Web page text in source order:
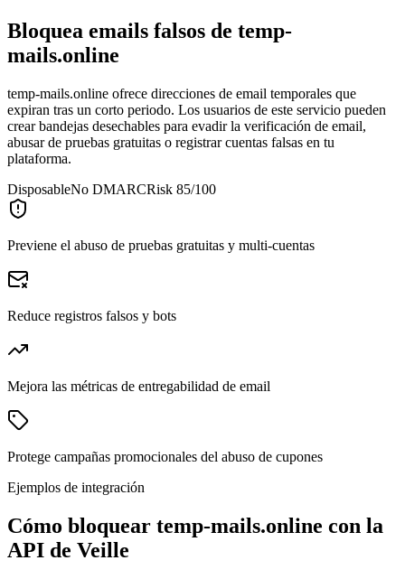
Bloquea emails falsos de temp-
mails.online
temp-mails.online ofrece direcciones de email temporales que
expiran tras un corto periodo. Los usuarios de este servicio pueden
crear bandejas desechables para evadir la verificación de email,
abusar de pruebas gratuitas o registrar cuentas falsas en tu
plataforma.
DisposableNo DMARCRisk 85/100
Previene el abuso de pruebas gratuitas y multi-cuentas
Reduce registros falsos y bots
Mejora las métricas de entregabilidad de email
Protege campañas promocionales del abuso de cupones
Ejemplos de integración
Cómo bloquear temp-mails.online con la
API de Veille